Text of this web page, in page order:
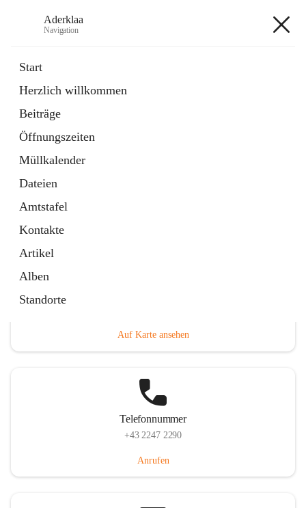
Aderklaa
Navigation
Start
Herzlich willkommen
Beiträge
Öffnungszeiten
Müllkalender
Dateien
Amtstafel
Kontakte
Artikel
Alben
Standorte
6 Schnellzugriffe
Gemeinde
3 Schnellzugriffe
Auf Karte ansehen
Telefonnummer
+43 2247 2290
Anrufen